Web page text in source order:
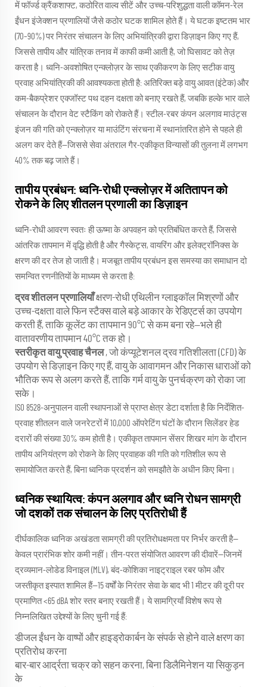
में फॉर्ज्ड क्रैंकशाफ्ट, कठोरित वाल्व सीटें और उच्च-परिशुद्धता वाली कॉमन-रेल
ईंधन इंजेक्शन प्रणालियों जैसे कठोर घटक शामिल होते हैं। ये घटक इष्टतम भार
(70–90%) पर निरंतर संचालन के लिए अभियांत्रिकी द्वारा डिज़ाइन किए गए हैं,
जिससे तापीय और यांत्रिक तनाव में काफी कमी आती है, जो घिसावट को तेज़
करता है। ध्वनि-अवशोषित एन्क्लोज़र के साथ एकीकरण के लिए सटीक वायु
प्रवाह अभियांत्रिकी की आवश्यकता होती है: अतिरिक्त बड़े वायु आवत (इंटेक) और
कम-बैकप्रेशर एक्जॉस्ट पथ दहन दक्षता को बनाए रखते हैं, जबकि हल्के भार वाले
संचालन के दौरान वेट स्टैकिंग को रोकते हैं। स्टील-रबर कंपन अलगाव माउंट्स
इंजन की गति को एन्क्लोज़र या माउंटिंग संरचना में स्थानांतरित होने से पहले ही
अलग कर देते हैं—जिससे सेवा अंतराल गैर-एकीकृत विन्यासों की तुलना में लगभग
40% तक बढ़ जाते हैं।
तापीय प्रबंधन: ध्वनि-रोधी एन्क्लोज़र में अतितापन को
रोकने के लिए शीतलन प्रणाली का डिज़ाइन
ध्वनि-रोधी आवरण स्वतः ही ऊष्मा के अपवहन को प्रतिबंधित करते हैं, जिससे
आंतरिक तापमान में वृद्धि होती है और गैस्केट्स, वायरिंग और इलेक्ट्रॉनिक्स के
क्षरण की दर तेज हो जाती है। मजबूत तापीय प्रबंधन इस समस्या का समाधान दो
समन्वित रणनीतियों के माध्यम से करता है:
द्रव शीतलन प्रणालियाँक्षरण-रोधी एथिलीन ग्लाइकॉल मिश्रणों और
उच्च-दक्षता वाले फिन स्टैक्स वाले बड़े आकार के रेडिएटर्स का उपयोग
करती हैं, ताकि कूलेंट का तापमान 90°C से कम बना रहे—भले ही
वातावरणीय तापमान 40°C तक हो।
स्तरीकृत वायु प्रवाह चैनल, जो कंप्यूटेशनल द्रव गतिशीलता (CFD) के
उपयोग से डिज़ाइन किए गए हैं, वायु के आवागमन और निकास धाराओं को
भौतिक रूप से अलग करते हैं, ताकि गर्म वायु के पुनर्चक्रण को रोका जा
सके।
ISO 8528-अनुपालन वाली स्थापनाओं से प्राप्त क्षेत्र डेटा दर्शाता है कि निर्देशित-
प्रवाह शीतलन वाले जनरेटरों में 10,000 ऑपरेटिंग घंटों के दौरान सिलेंडर हेड
दरारों की संख्या 30% कम होती है। एकीकृत तापमान सेंसर शिखर मांग के दौरान
तापीय अनियंत्रण को रोकने के लिए प्रवाहक की गति को गतिशील रूप से
समायोजित करते हैं, बिना ध्वनिक प्रदर्शन को समझौते के अधीन किए बिना।
ध्वनिक स्थायित्व: कंपन अलगाव और ध्वनि रोधन सामग्री
जो दशकों तक संचालन के लिए प्रतिरोधी हैं
दीर्घकालिक ध्वनिक अखंडता सामग्री की प्रतिरोधक्षमता पर निर्भर करती है—
केवल प्रारंभिक शोर कमी नहीं। तीन-परत संयोजित आवरण की दीवारें—जिनमें
द्रव्यमान-लोडेड विनाइल (MLV), बंद-कोशिका नाइट्राइल रबर फोम और
जस्तीकृत इस्पात शामिल हैं—15 वर्षों के निरंतर सेवा के बाद भी 1 मीटर की दूरी पर
प्रमाणित <65 dBA शोर स्तर बनाए रखती हैं। ये सामग्रियाँ विशेष रूप से
निम्नलिखित उद्देश्यों के लिए चुनी गई हैं:
डीजल ईंधन के वाष्पों और हाइड्रोकार्बन के संपर्क से होने वाले क्षरण का
प्रतिरोध करना
बार-बार आर्द्रता चक्र को सहन करना, बिना डिलैमिनेशन या सिकुड़न
के